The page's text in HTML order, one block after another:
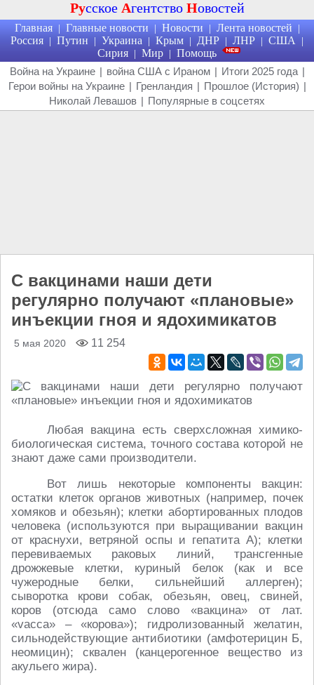
Русское Агентство Новостей
Главная | Главные новости | Новости | Лента новостей |
Россия | Путин | Украина | Крым | ДНР | ЛНР | США |
Сирия | Мир | Помощь
Война на Украине | война США с Ираном | Итоги 2025 года |
Герои войны на Украине | Гренландия | Прошлое (История) |
Николай Левашов | Популярные в соцсетях
С вакцинами наши дети
регулярно получают «плановые»
инъекции гноя и ядохимикатов
5 мая 2020 11 254
Любая вакцина есть сверхсложная химико-
биологическая система, точного состава которой не
знают даже сами производители.
Вот лишь некоторые компоненты вакцин:
остатки клеток органов животных (например, почек
хомяков и обезьян); клетки абортированных плодов
человека (используются при выращивании вакцин
от краснухи, ветряной оспы и гепатита А); клетки
перевиваемых раковых линий, трансгенные
дрожжевые клетки, куриный белок (как и все
чужеродные белки, сильнейший аллерген);
сыворотка крови собак, обезьян, овец, свиней,
коров (отсюда само слово «вакцина» от лат.
«vacca» – «корова»); гидролизованный желатин,
сильнодействующие антибиотики (амфотерицин Б,
неомицин); сквален (канцерогенное вещество из
акульего жира).